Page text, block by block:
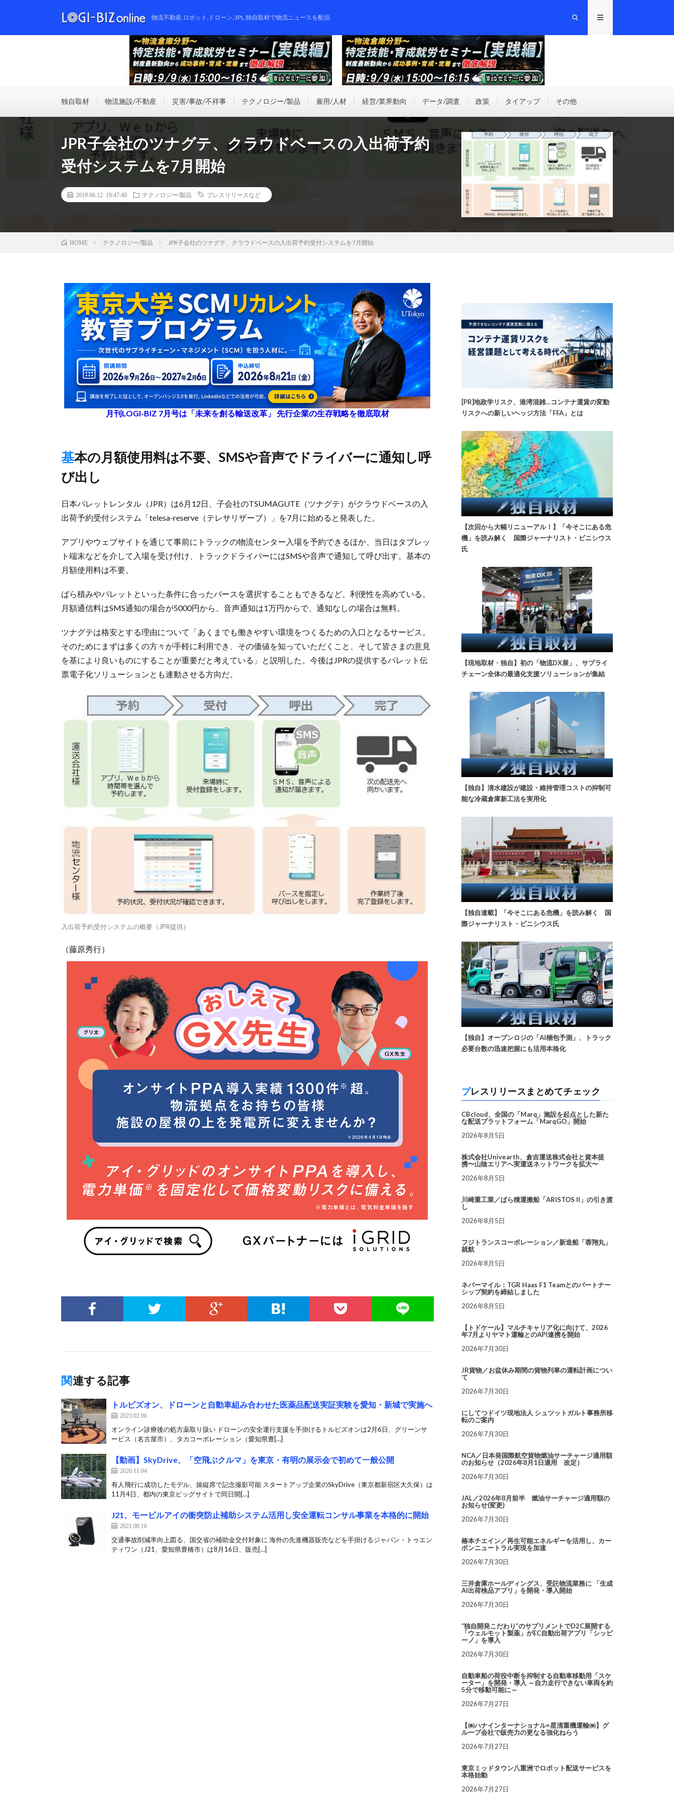
物流不動産,ロボット,ドローン,3PL,独自取材で物流ニュースを配信
独自取材 物流施設/不動産 災害/事故/不祥事 テクノロジー/製品 雇用/人材 経営/業界動向 データ/調査 政策 タイアップ その他
JPR子会社のツナグテ、クラウドベースの入出荷予約
受付システムを7月開始
2019.06.12 19:47:40 テクノロジー/製品 プレスリリースなど
HOME テクノロジー/製品 JPR子会社のツナグテ、クラウドベースの入出荷予約受付システムを7月開始
月刊LOGI-BIZ 7月号は「未来を創る輸送改革」 先行企業の生存戦略を徹底取材
基本の月額使用料は不要、SMSや音声でドライバーに通知し呼
び出し
日本パレットレンタル（JPR）は6月12日、子会社のTSUMAGUTE（ツナグテ）がクラウドベースの入
出荷予約受付システム「telesa-reserve（テレサリザーブ）」を7月に始めると発表した。
アプリやウェブサイトを通じて事前にトラックの物流センター入場を予約できるほか、当日はタブレッ
ト端末などを介して入場を受け付け、トラックドライバーにはSMSや音声で通知して呼び出す。基本の
月額使用料は不要。
ばら積みやパレットといった条件に合ったバースを選択することもできるなど、利便性を高めている。
月額通信料はSMS通知の場合が5000円から、音声通知は1万円からで、通知なしの場合は無料。
ツナグテは格安とする理由について「あくまでも働きやすい環境をつくるための入口となるサービス。
そのためにまずは多くの方々が手軽に利用でき、その価値を知っていただくこと、そして皆さまの意見
を基により良いものにすることが重要だと考えている」と説明した。今後はJPRの提供するパレット伝
票電子化ソリューションとも連動させる方向だ。
入出荷予約受付システムの概要（JPR提供）
（藤原秀行）
関連する記事
トルビズオン、ドローンと自動車組み合わせた医薬品配送実証実験を愛知・新城で実施へ
2023.02.06
オンライン診療後の処方薬取り扱い ドローンの安全運行支援を手掛けるトルビズオンは2月6日、グリーンサ
ービス（名古屋市）、タカコーポレーション（愛知県豊[…]
【動画】SkyDrive、「空飛ぶクルマ」を東京・有明の展示会で初めて一般公開
2020.11.04
有人飛行に成功したモデル、操縦席で記念撮影可能 スタートアップ企業のSkyDrive（東京都新宿区大久保）は
11月4日、都内の東京ビッグサイトで同日開[…]
J21、モービルアイの衝突防止補助システム活用し安全運転コンサル事業を本格的に開始
2021.08.16
交通事故削減率向上図る、国交省の補助金交付対象に 海外の先進機器販売などを手掛けるジャパン・トゥエン
ティワン（J21、愛知県豊橋市）は8月16日、販売[…]
[PR]地政学リスク、港湾混雑…コンテナ運賃の変動
リスクへの新しいヘッジ方法「FFA」とは
【次回から大幅リニューアル！】「今そこにある危
機」を読み解く 国際ジャーナリスト・ビニシウス
氏
【現地取材・独自】初の「物流DX展」、サプライ
チェーン全体の最適化支援ソリューションが集結
【独自】清水建設が建設・維持管理コストの抑制可
能な冷蔵倉庫新工法を実用化
【独自連載】「今そこにある危機」を読み解く 国
際ジャーナリスト・ビニシウス氏
【独自】オープンロジの「AI梱包予測」、トラック
必要台数の迅速把握にも活用本格化
プレスリリースまとめてチェック
CBcloud、全国の「Marq」施設を起点とした新た
な配送プラットフォーム「MarqGO」開始
2026年8月5日
株式会社Univearth、倉吉運送株式会社と資本提
携〜山陰エリアへ実運送ネットワークを拡大〜
2026年8月5日
川崎重工業／ばら積運搬船「ARISTOS II」の引き渡
し
2026年8月5日
フジトランスコーポレーション／新造船「蓉翔丸」
就航
2026年8月5日
ネバーマイル：TGR Haas F1 Teamとのパートナー
シップ契約を締結しました
2026年8月5日
【トドケール】マルチキャリア化に向けて、2026
年7月よりヤマト運輸とのAPI連携を開始
2026年7月30日
JR貨物／お盆休み期間の貨物列車の運転計画につい
て
2026年7月30日
にしてつドイツ現地法人 シュツットガルト事務所移
転のご案内
2026年7月30日
NCA／日本発国際航空貨物燃油サーチャージ適用額
のお知らせ（2026年8月1日適用 改定）
2026年7月30日
JAL／2026年8月前半 燃油サーチャージ適用額の
お知らせ(変更)
2026年7月30日
椿本チエイン／再生可能エネルギーを活用し、カー
ボンニュートラル実現を加速
2026年7月30日
三井倉庫ホールディングス、受託物流業務に 「生成
AI出荷検品アプリ」を開発・導入開始
2026年7月30日
“独自開発こだわり”のサプリメントでD2C展開する
「ウェルモット製薬」がEC自動出荷アプリ「シッピ
ーノ」を導入
2026年7月30日
自動車船の荷役中断を抑制する自動車移動用「スケ
ーター」を開発・導入 ～自力走行できない車両を約
5分で移動可能に～
2026年7月27日
【㈱ハナインターナショナル×星清重機運輸㈱】グ
ループ会社で販売力の更なる強化ねらう
2026年7月27日
東京ミッドタウン八重洲でロボット配送サービスを
本格始動
2026年7月27日